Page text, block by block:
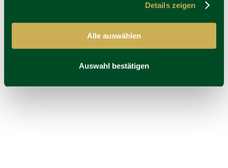
Details zeigen
Alle auswählen
Auswahl bestätigen